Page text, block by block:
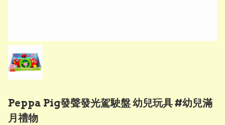
Peppa Pig發聲發光駕駛盤 幼兒玩具 #幼兒滿
月禮物